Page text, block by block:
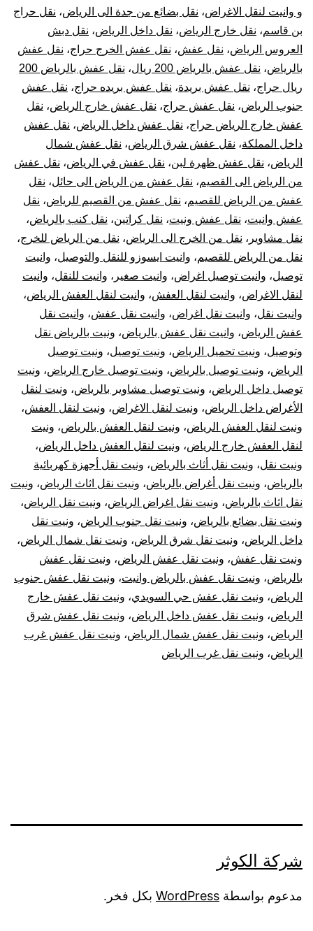
و وانيت لنقل الاغراض، نقل بضائع من جدة الى الرياض، نقل حراج
بن قاسم، نقل خارج الرياض، نقل داخل الرياض، نقل دبش
العروس الرياض، نقل عفش، نقل عفش الخرج حراج، نقل عفش
بالرياض، نقل عفش بالرياض 200 ريال ،
نقل عفش بالرياض 200
ريال حراج، نقل عفش بريدة، نقل عفش بريده حراج، نقل عفش
جنوب الرياض، نقل عفش حراج، نقل عفش خارج الرياض، نقل
عفش خارج الرياض حراج، نقل عفش داخل الرياض، نقل عفش
داخل المملكة، نقل عفش شرق الرياض، نقل عفش شمال
الرياض، نقل عفش ظهرة لبن، نقل عفش في الرياض، نقل عفش
من الرياض الى القصيم، نقل عفش من الرياض الى حائل، نقل
عفش من الرياض للقصيم، نقل عفش من القصيم للرياض، نقل
عفش وانيت، نقل عفش ونيت، نقل كراتين، نقل كنب بالرياض،
نقل مشاوير ، نقل من الخرج الى الرياض، نقل من الرياض للخرج،
نقل من الرياض للقصيم، وانيت ايسوزو للنقل والتوصيل، وانيت
توصيل، وانيت توصيل اغراض، وانيت صغير ، وانيت للنقل، وانيت
لنقل الاغراض، وانيت لنقل العفش، وانيت لنقل العفش الرياض،
وانيت نقل، وانيت نقل اغراض، وانيت نقل عفش، وانيت نقل
عفش الرياض، وانيت نقل عفش بالرياض، ونيت بالرياض نقل
وتوصيل، ونيت تحميل الرياض، ونيت توصيل، ونيت توصيل
الرياض، ونيت توصيل بالرياض، ونيت توصيل خارج الرياض، ونيت
توصيل داخل الرياض، ونيت توصيل مشاوير بالرياض، ونيت لنقل
الأغراض داخل الرياض، ونيت لنقل الاغراض، ونيت لنقل العفش،
ونيت لنقل العفش الرياض، ونيت لنقل العفش بالرياض، ونيت
لنقل العفش خارج الرياض، ونيت لنقل العفش داخل الرياض،
ونيت نقل، ونيت نقل أثاث بالرياض، ونيت نقل أجهزة كهربائية
بالرياض، ونيت نقل أغراض بالرياض، ونيت نقل اثاث الرياض، ونيت
نقل اثاث بالرياض، ونيت نقل اغراض الرياض، ونيت نقل الرياض،
ونيت نقل بضائع بالرياض، ونيت نقل جنوب الرياض، ونيت نقل
داخل الرياض، ونيت نقل شرق الرياض، ونيت نقل شمال الرياض،
ونيت نقل عفش، ونيت نقل عفش الرياض، ونيت نقل عفش
بالرياض، ونيت نقل عفش بالرياض وانيت، ونيت نقل عفش جنوب
الرياض، ونيت نقل عفش حي السويدي، ونيت نقل عفش خارج
الرياض، ونيت نقل عفش داخل الرياض، ونيت نقل عفش شرق
الرياض، ونيت نقل عفش شمال الرياض، ونيت نقل عفش غرب
الرياض، ونيت نقل غرب الرياض
شركة الكوثر
مدعوم بواسطة WordPress بكل فخر.